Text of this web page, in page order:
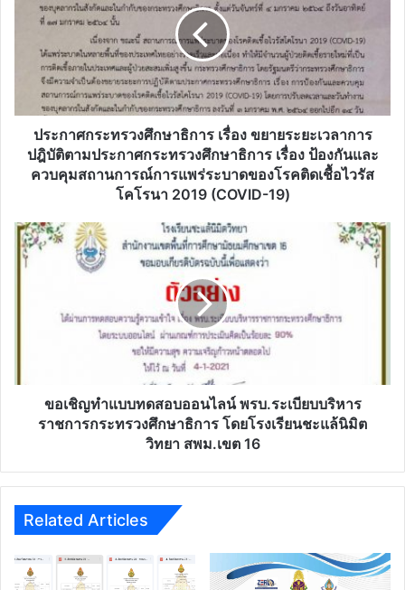
ปฎิบัติ
ตาม
ประกาศ
กระทรวง
ศึกษาธิการ
ป้องกัน
และ
ควบคุม
2019
19)
ประกาศกระทรวงศึกษาธิการ เรื่อง ขยายระยะเวลาการ
ปฎิบัติตามประกาศกระทรวงศึกษาธิการ เรื่อง ป้องกันและ
ควบคุมสถานการณ์การแพร่ระบาดของโรคติดเชื้อไวรัส
โคโรนา 2019 (COVID-19)
ขอ
เชิญ
ทำ
ราชการ
กระทรวง
ศึกษาธิการ
ชะ
นิมิต
วิทยา
สพม.เขต
ขอเชิญทำแบบทดสอบออนไลน์ พรบ.ระเบียบบริหาร
ราชการกระทรวงศึกษาธิการ โดยโรงเรียนชะแล้นิมิต
วิทยา สพม.เขต 16
Related Articles